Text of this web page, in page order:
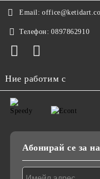
Email:
Телефон: 0897862910
Ние работим с
Абонирай се за